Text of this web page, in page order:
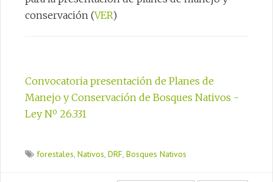
conservación (VER)
Convocatoria presentación de Planes de
Manejo y Conservación de Bosques Nativos -
Ley Nº 26.331
forestales, Nativos, DRF, Bosques Nativos